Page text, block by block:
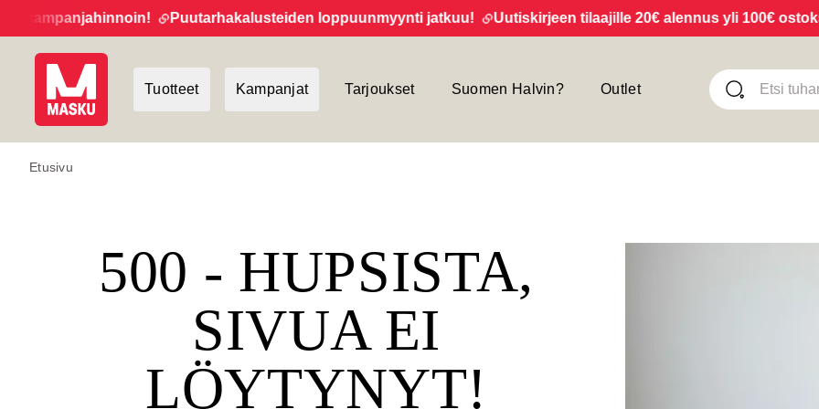
Puutarhakalusteiden loppuunmyynti jatkuu! Uutiskirjeen tilaajille 20€ alennus yli 100€
Tuotteet Kampanjat Tarjoukset Suomen Halvin? Outlet
Etusivu
500 - HUPSISTA,
SIVUA EI
LÖYTYNYT!